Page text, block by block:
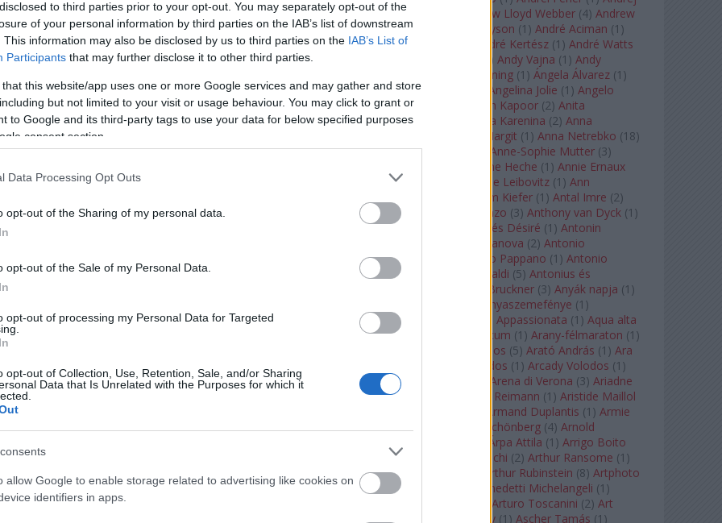
to third parties prior to your opt-out. You may separately opt-out of the
of your personal information by third parties on the IAB’s list of downstream
This information may also be disclosed by us to third parties on the IAB’s List of
Participants that may further disclose it to other third parties.
that this website/app uses one or more Google services and may gather and store
but not limited to your visit or usage behaviour. You may click to grant or
to Google and its third-party tags to use your data for below specified purposes
consent section.
Data Processing Opt Outs
opt-out of the Sharing of my personal data.
opt-out of the Sale of my Personal Data.
opt-out of processing my Personal Data for Targeted
opt-out of Collection, Use, Retention, Sale, and/or Sharing
Data that Is Unrelated with the Purposes for which it
allow Google to enable storage related to advertising like cookies on
identifiers in apps.
egy piramis, benne szegény Kleopátrával. Vicces volna,
mondja a rendező Zeffirelli, de aztán szerencséjük
de legalább járkálni lehet tőle.
vagy a függöny előtt, és mondja, hogy ennek
És azt mondja rá: she. Ez persze nem világszabály, a
nő. Hát így kell közelíteni hozzá. Egy szép napon.
a
Észveszejtő Apai-anyai
Tarkovszkij
Andrew Lloyd Webber (4) Andrew
Staples
Andrew Tyson (1 ) André Aciman (1 )
André Chenier
André Kertész (1 ) André Watts
) Andy Vajna (1 ) Andy
Anette Bening (1 ) Ángela Álvarez (1 )
Angela Lansbury
Angelina Jolie (1 ) Angelo
Badalamenti
Anish Kapoor (2) Anita
Rachvelishvili
Anna Karenina (2) Anna
Anna Margit (1 ) Anna Netrebko (18)
Anna Vinnitskaya
Anne-Sophie Mutter (3)
Anne Heche (1 ) Annie Ernaux
1) Annie Hall Annie Leibovitz (1 ) Ann
Anselm Kiefer (1 ) Antal Imre (2)
Anthony Roth Costanzo (3) Anthony van Dyck (1 )
Antinous
Antoine és Désiré (1 ) Antonin
Antonio Canova (2) Antonio
Margheriti
Antonio Pappano (1 ) Antonio
Salieri
Antonio Vivaldi (5) Antonius és
Anton Bruckner (3) Anyák napja (1 )
Anyaszemefénye (1 )
Apokalipszis most
Appassionata (1 ) Aqua alta
(1) Aquileia Aquincum (1 ) Arany-félmaraton (1 )
Arany János (5) Arató András (1 ) Ara
Arcadi Volodos (1 ) Arcady Volodos (1 )
Arcangelo Corelli
Arena di Verona (3) Ariadne
auf Naxos
Aribert Reimann (1 ) Aristide Maillol
Armand Duplantis (1 ) Armie
Hammer
Arnold Schönberg (4) Arnold
Árpa Attila (1 ) Arrigo Boito
) Artemisia Gentileschi (2) Arthur Ransome (1 )
Arthur Rimbaud
Arthur Rubinstein (8) Artphoto
Galéria
Arturo Benedetti Michelangeli (1 )
Arturo Toscanini (2) Art
Garfunkel
Art Shay (1 ) Ascher Tamás (1 )